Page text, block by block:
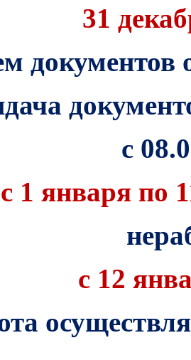
31
документов
с
с 1 января по
с 12